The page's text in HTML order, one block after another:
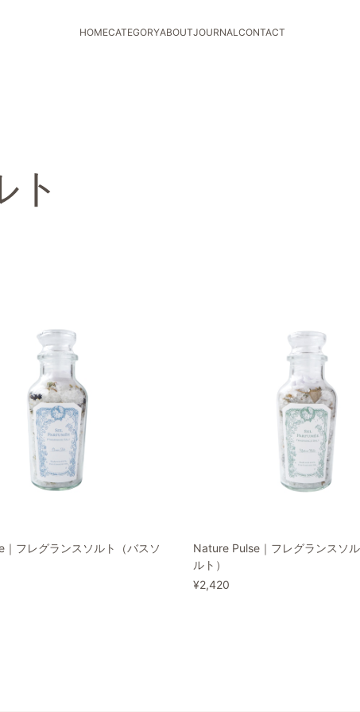
HOMECATEGORYABOUTJOURNAL CONTACT
ト
フレグランスソルト（バスソ
Nature Pulse｜フレグランスソ
ルト）
¥2,420